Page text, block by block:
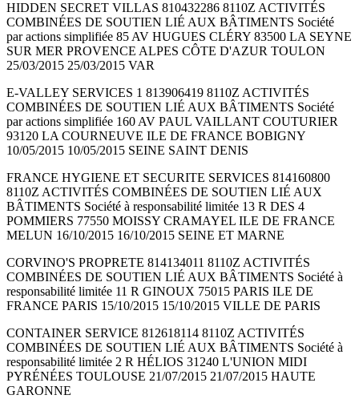
HIDDEN SECRET VILLAS 810432286 8110Z ACTIVITÉS
COMBINÉES DE SOUTIEN LIÉ AUX BÂTIMENTS Société
par actions simplifiée 85 AV HUGUES CLÉRY 83500 LA SEYNE
SUR MER PROVENCE ALPES CÔTE D'AZUR TOULON
25/03/2015 25/03/2015 VAR
E-VALLEY SERVICES 1 813906419 8110Z ACTIVITÉS
COMBINÉES DE SOUTIEN LIÉ AUX BÂTIMENTS Société
par actions simplifiée 160 AV PAUL VAILLANT COUTURIER
93120 LA COURNEUVE ILE DE FRANCE BOBIGNY
10/05/2015 10/05/2015 SEINE SAINT DENIS
FRANCE HYGIENE ET SECURITE SERVICES 814160800
8110Z ACTIVITÉS COMBINÉES DE SOUTIEN LIÉ AUX
BÂTIMENTS Société à responsabilité limitée 13 R DES 4
POMMIERS 77550 MOISSY CRAMAYEL ILE DE FRANCE
MELUN 16/10/2015 16/10/2015 SEINE ET MARNE
CORVINO'S PROPRETE 814134011 8110Z ACTIVITÉS
COMBINÉES DE SOUTIEN LIÉ AUX BÂTIMENTS Société à
responsabilité limitée 11 R GINOUX 75015 PARIS ILE DE
FRANCE PARIS 15/10/2015 15/10/2015 VILLE DE PARIS
CONTAINER SERVICE 812618114 8110Z ACTIVITÉS
COMBINÉES DE SOUTIEN LIÉ AUX BÂTIMENTS Société à
responsabilité limitée 2 R HÉLIOS 31240 L'UNION MIDI
PYRÉNÉES TOULOUSE 21/07/2015 21/07/2015 HAUTE
GARONNE